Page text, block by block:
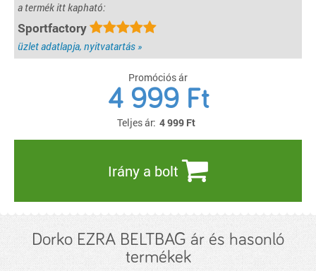
a termék itt kapható:
Sportfactory
üzlet adatlapja, nyitvatartás »
Promóciós ár
4 999 Ft
Teljes ár: 4 999 Ft
Irány a bolt
Dorko EZRA BELTBAG ár és hasonló
termékek